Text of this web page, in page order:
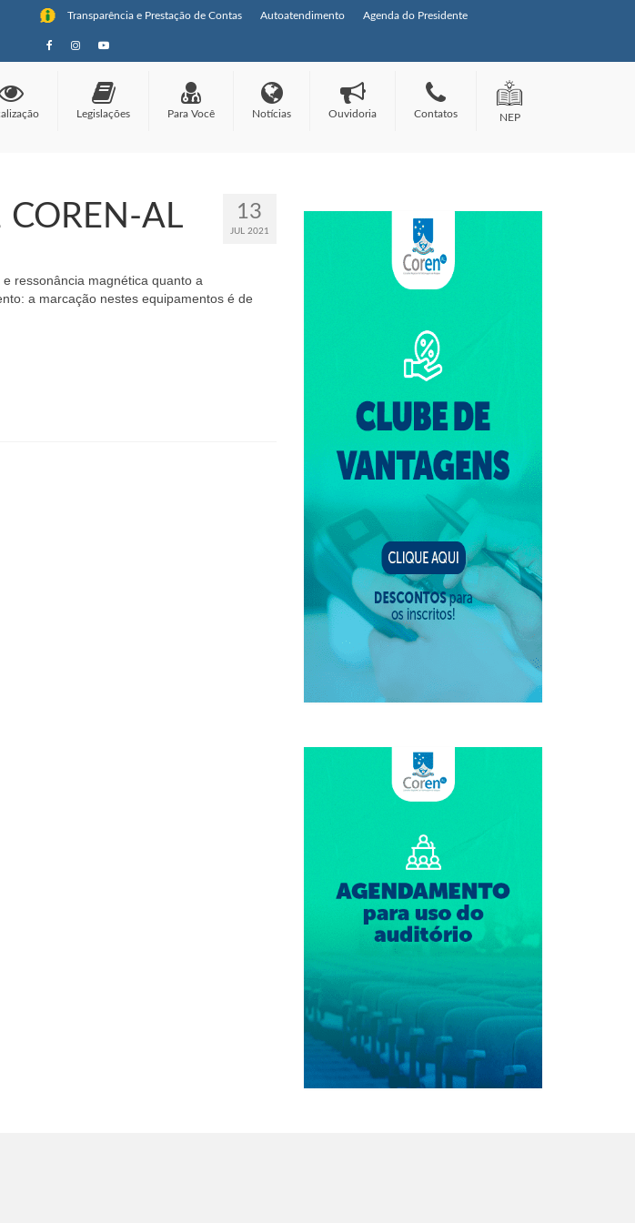
Transparência e Prestação de Contas Autoatendimento Agenda do Presidente
Legislações Para Você Notícias Ouvidoria Contatos NEP
13
JUL 2021
COREN-AL
ressonância magnética quanto a
a marcação nestes equipamentos é de